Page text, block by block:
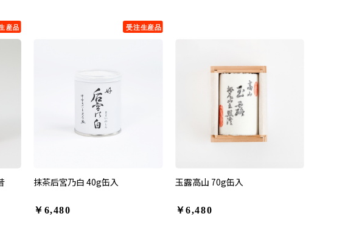
抹茶后宮乃白 40g缶入
￥6,480
玉露高山 70g缶入
￥6,480